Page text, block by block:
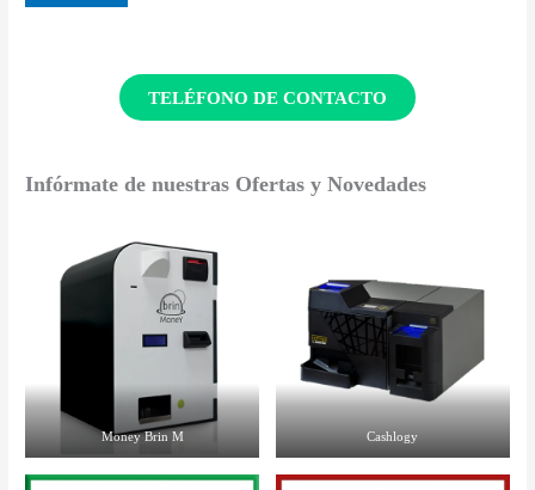
TELÉFONO DE CONTACTO
Infórmate de nuestras Ofertas y Novedades
Money Brin M Cashlogy